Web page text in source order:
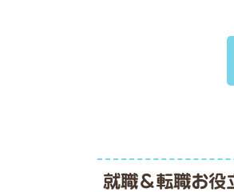
就職＆転職お役